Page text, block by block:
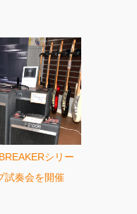
シリー
試奏会を開催